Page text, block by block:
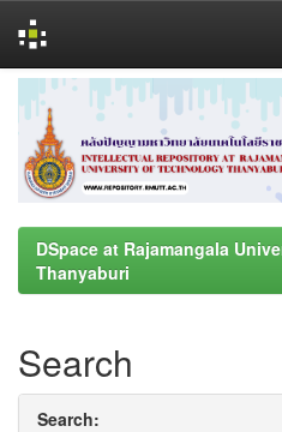
navigation
DSpace at Rajamangala
Thanyaburi
Search
Search: